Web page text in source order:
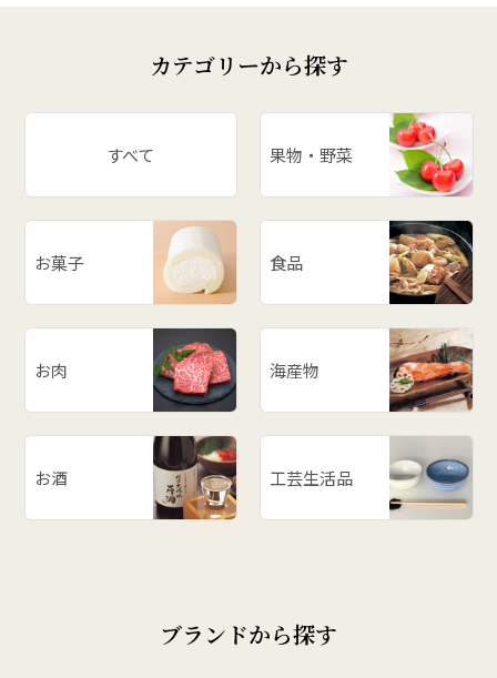
カテゴリーから探す
すべて 果物・野菜
お菓子 食品
お肉 海産物
お酒 工芸生活品
ブランドから探す